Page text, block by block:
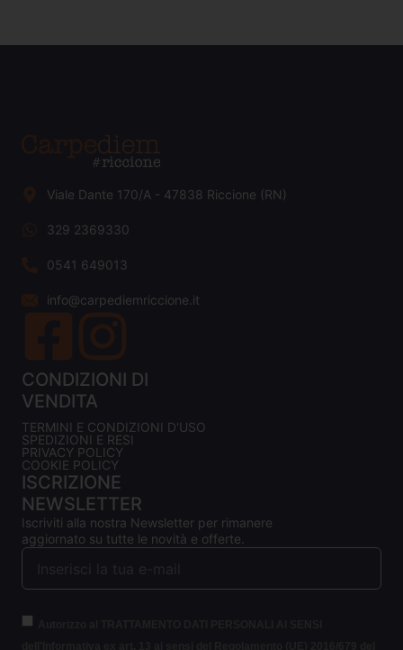
Viale Dante 170/A - 47838 Riccione (RN)
329 2369330
0541 649013
info@carpediemriccione.it
CONDIZIONI DI
VENDITA
TERMINI E CONDIZIONI D'USO
SPEDIZIONI E RESI
PRIVACY POLICY
COOKIE POLICY
ISCRIZIONE
NEWSLETTER
Iscriviti alla nostra Newsletter per rimanere
aggiornato su tutte le novità e offerte.